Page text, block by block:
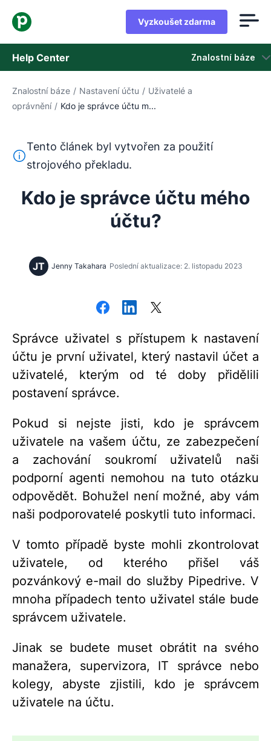
Vyzkoušet zdarma
Help Center Znalostní báze
Znalostní báze
Kontaktovat podporu
Znalostní báze / Nastavení účtu / Uživatelé a
oprávnění / Kdo je správce účtu m...
Tento text byl přeložen z angličtiny pomocí nástroje
Tento článek byl vytvořen za použití
strojového překladu.
Kdo je správce účtu mého
účtu?
JT Jenny Takahara Poslední aktualizace: 2. listopadu 2023
Správce uživatel s přístupem k nastavení
účtu je první uživatel, který nastavil účet a
uživatelé, kterým od té doby přidělili
postavení správce.
Pokud si nejste jisti, kdo je správcem
uživatele na vašem účtu, ze zabezpečení
a zachování soukromí uživatelů naši
podporní agenti nemohou na tuto otázku
odpovědět. Bohužel není možné, aby vám
naši podporovatelé poskytli tuto informaci.
V tomto případě byste mohli zkontrolovat
uživatele, od kterého přišel váš
pozvánkový e-mail do služby Pipedrive. V
mnoha případech tento uživatel stále bude
správcem uživatele.
Jinak se budete muset obrátit na svého
manažera, supervizora, IT správce nebo
kolegy, abyste zjistili, kdo je správcem
uživatele na účtu.